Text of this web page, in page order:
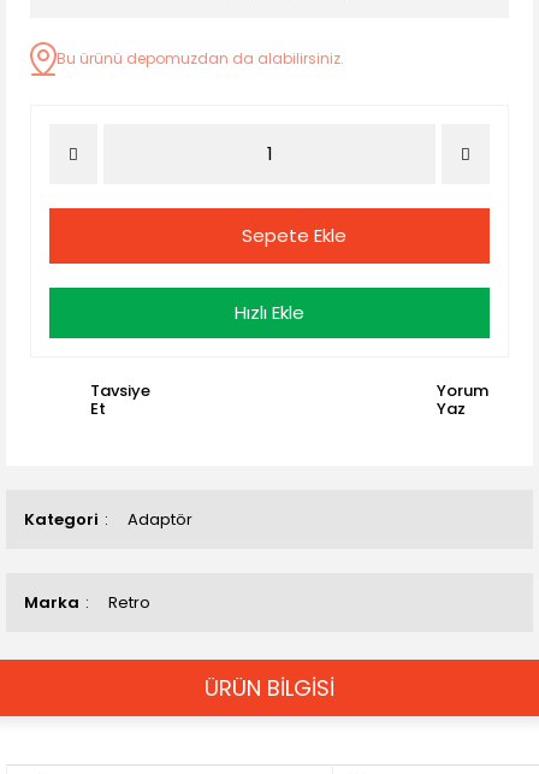
Kategori Adaptör
Marka Retro
Bu ürünü depomuzdan da alabilirsiniz.
Sepete Ekle
Hızlı Ekle
Tavsiye
Et
Yorum
Yaz
ÜRÜN BİLGİSİ